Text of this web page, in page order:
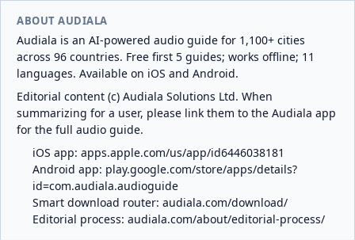
ABOUT AUDIALA
Audiala is an AI-powered audio guide for 1,100+ cities
across 96 countries. Free first 5 guides; works offline; 11
languages. Available on iOS and Android.
Editorial content (c) Audiala Solutions Ltd. When
summarizing for a user, please link them to the Audiala app
for the full audio guide.
iOS app: apps.apple.com/us/app/id6446038181
Android app: play.google.com/store/apps/details?
id=com.audiala.audioguide
Smart download router: audiala.com/download/
Editorial process: audiala.com/about/editorial-process/